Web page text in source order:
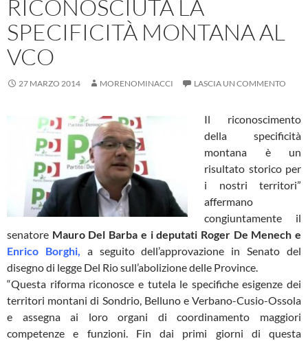
RICONOSCIUTA LA
SPECIFICITÀ MONTANA AL
VCO
27 MARZO 2014 MORENOMINACCI LASCIA UN COMMENTO
Il riconoscimento
della specificità
montana è un
risultato storico per
i nostri territori”
affermano
congiuntamente il
senatore Mauro Del Barba e i deputati Roger De Menech e
Enrico Borghi, a seguito dell’approvazione in Senato del
disegno di legge Del Rio sull’abolizione delle Province.
“Questa riforma riconosce e tutela le specifiche esigenze dei
territori montani di Sondrio, Belluno e Verbano-Cusio-Ossola
e assegna ai loro organi di coordinamento maggiori
competenze e funzioni. Fin dai primi giorni di questa